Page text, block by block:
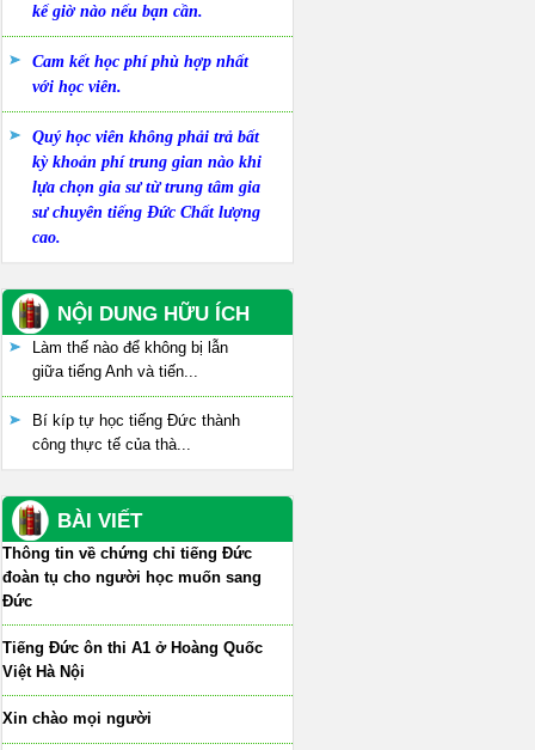
kể giờ nào nếu bạn cần.
Cam kết học phí phù hợp nhất
với học viên.
Quý học viên không phải trả bất
kỳ khoản phí trung gian nào khi
lựa chọn gia sư từ trung tâm gia
sư chuyên tiếng Đức Chất lượng
cao.
NỘI DUNG HỮU ÍCH
Làm thế nào để không bị lẫn
giữa tiếng Anh và tiến...
Bí kíp tự học tiếng Đức thành
công thực tế của thà...
BÀI VIẾT
Thông tin về chứng chỉ tiếng Đức
đoàn tụ cho người học muốn sang
Đức
Tiếng Đức ôn thi A1 ở Hoàng Quốc
Việt Hà Nội
Xin chào mọi người